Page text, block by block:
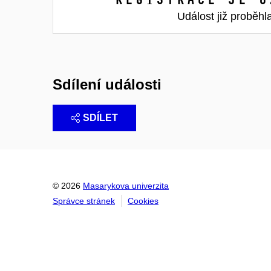
Událost již
Sdílení události
SDÍLET
© 2026 Masarykova univerzita
Správce stránek
Cookies